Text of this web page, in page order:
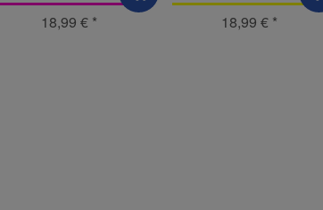
18,99 € * 18,99 € *